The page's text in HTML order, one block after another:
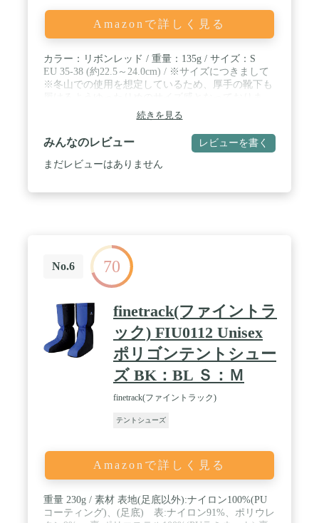
Amazonで詳しく見る
カラー：リボンレッド / 重量：135g / サイズ：S
EU 35-38 (約22.5～24.0cm) / ※サイズにつきまして
※冬山での使用を想定しているため、厚手の靴下も
す。ぴったりで履きたい方は、アウトソールの商品
長を参考にご検討ください。 / 商品長（アウトソー
ル）S：約26cm / 素材(アッパー)：リップストップ
ポリエステル / 素材(フィリング)：ダックダウン
600フィルパワー / 素材(ライニング)：人口ファー
続きを見る
みんなのレビュー レビューを書く
まだレビューはありません
No.6 70
finetrack(ファイントラ
ック) FIU0112 Unisex
ポリゴンテントシュー
ズ BK：BL Ｓ：Ｍ
finetrack(ファイントラック)
テントシューズ
Amazonで詳しく見る
重量 230g / 素材 表地(足底以外):ナイロン100%(PU
コーティング)、(足底) 表:ナイロン91%、ポリウレ